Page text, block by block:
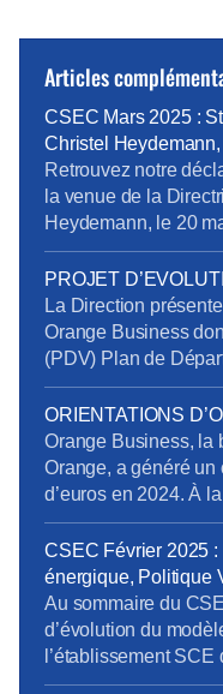
Articles
CSEC Mars 2025 :
Christel
Orange Business
Retrouvez notre
la venue de la
Heydemann, le 20
l’a interpellée sur
de la Commission
Sécurité (CNPS) :
reconnu en
PROJET
La Direction
Orange Business
(PDV) Plan de
de Communication
volontaires.
engagée à retrouver
impactés. Au 20
ORIENTATIONS
Orange Business, la
Orange, a généré un
d’euros en 2024. À
intégrateur
mondiale via trois
Grands Clients
se répartissent en
Intégration. […]
CSEC Février 2025
énergique, Politique
Addictions
Au sommaire du
d’évolution du
l’établissement
exceptionnelle de